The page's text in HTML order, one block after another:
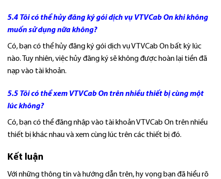
5.4 Tôi có thể hủy đăng ký gói dịch vụ VTVCab On khi không
muốn sử dụng nữa không?
Có, bạn có thể hủy đăng ký gói dịch vụ VTVCab On bất kỳ lúc
nào. Tuy nhiên, việc hủy đăng ký sẽ không được hoàn lại tiền đã
nạp vào tài khoản.
5.5 Tôi có thể xem VTVCab On trên nhiều thiết bị cùng một
lúc không?
Có, bạn có thể đăng nhập vào tài khoản VTVCab On trên nhiều
thiết bị khác nhau và xem cùng lúc trên các thiết bị đó.
Kết luận
Với những thông tin và hướng dẫn trên, hy vọng bạn đã hiểu rõ